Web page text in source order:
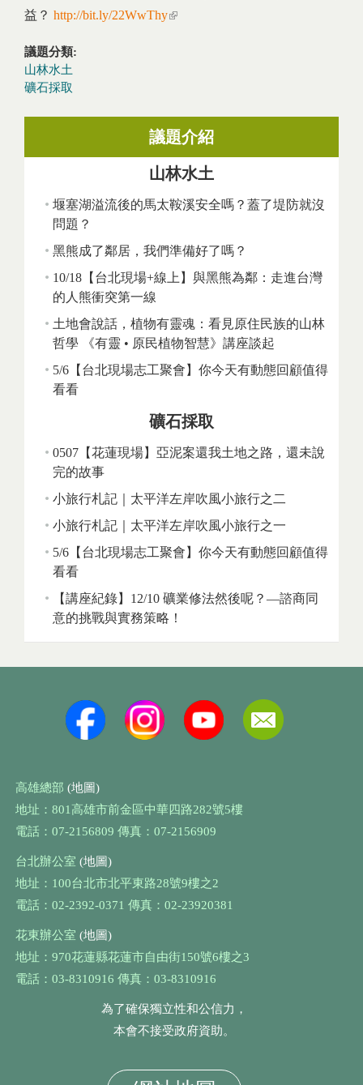
益？ http://bit.ly/22WwThy(link is external)
議題分類:
山林水土
礦石採取
議題介紹
山林水土
堰塞湖溢流後的馬太鞍溪安全嗎？蓋了堤防就沒
問題？
黑熊成了鄰居，我們準備好了嗎？
10/18【台北現場+線上】與黑熊為鄰：走進台灣
的人熊衝突第一線
土地會說話，植物有靈魂：看見原住民族的山林
哲學 《有靈 • 原民植物智慧》講座談起
5/6【台北現場志工聚會】你今天有動態回顧值得
看看
礦石採取
0507【花蓮現場】亞泥案還我土地之路，還未說
完的故事
小旅行札記｜太平洋左岸吹風小旅行之二
小旅行札記｜太平洋左岸吹風小旅行之一
5/6【台北現場志工聚會】你今天有動態回顧值得
看看
【講座紀錄】12/10 礦業修法然後呢？—諮商同
意的挑戰與實務策略！
高雄總部 (地圖)
地址：801高雄市前金區中華四路282號5樓
電話：07-2156809 傳真：07-2156909
台北辦公室 (地圖)
地址：100台北市北平東路28號9樓之2
電話：02-2392-0371 傳真：02-23920381
花東辦公室 (地圖)
地址：970花蓮縣花蓮市自由街150號6樓之3
電話：03-8310916 傳真：03-8310916
為了確保獨立性和公信力，
本會不接受政府資助。